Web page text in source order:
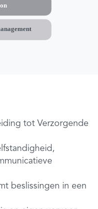
tot Verzorgende
beslissingen in een